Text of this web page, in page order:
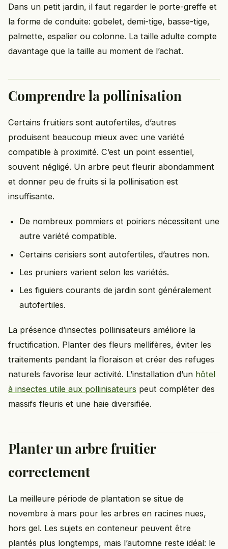
Dans un petit jardin, il faut regarder le porte-greffe et
la forme de conduite: gobelet, demi-tige, basse-tige,
palmette, espalier ou colonne. La taille adulte compte
davantage que la taille au moment de l’achat.
Comprendre la pollinisation
Certains fruitiers sont autofertiles, d’autres
produisent beaucoup mieux avec une variété
compatible à proximité. C’est un point essentiel,
souvent négligé. Un arbre peut fleurir abondamment
et donner peu de fruits si la pollinisation est
insuffisante.
De nombreux pommiers et poiriers nécessitent une
autre variété compatible.
Certains cerisiers sont autofertiles, d’autres non.
Les pruniers varient selon les variétés.
Les figuiers courants de jardin sont généralement
autofertiles.
La présence d’insectes pollinisateurs améliore la
fructification. Planter des fleurs mellifères, éviter les
traitements pendant la floraison et créer des refuges
naturels favorise leur activité. L’installation d’un hôtel
à insectes utile aux pollinisateurs peut compléter des
massifs fleuris et une haie diversifiée.
Planter un arbre fruitier
correctement
La meilleure période de plantation se situe de
novembre à mars pour les arbres en racines nues,
hors gel. Les sujets en conteneur peuvent être
plantés plus longtemps, mais l’automne reste idéal: le